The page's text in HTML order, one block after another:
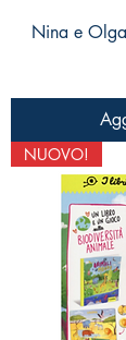
Nina e
NUOVO!